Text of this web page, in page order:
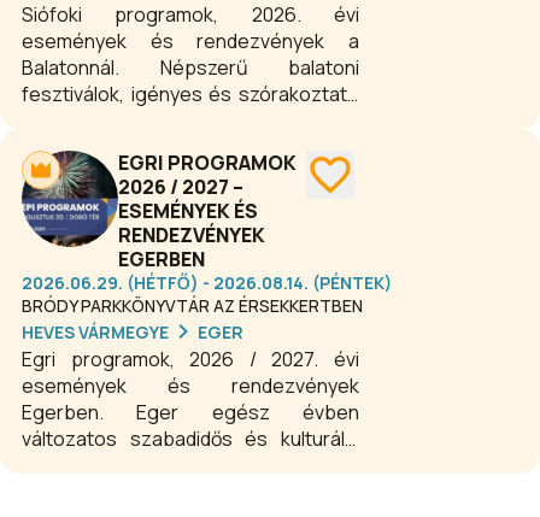
Siófoki programok, 2026. évi
események és rendezvények a
Balatonnál. Népszerű balatoni
fesztiválok, igényes és szórakoztató
kiállítások, változatos kulturális-,
családi- és gyerekprogramok egész
évben a Balaton déli partján. Siófokot
a programok miatt is érdemes minden
évszakban felkeresni.
EGRI PROGRAMOK
2026 / 2027 –
ESEMÉNYEK ÉS
RENDEZVÉNYEK
EGERBEN
2026.06.29. (HÉTFŐ) - 2026.08.14. (PÉNTEK)
BRÓDY PARKKÖNYVTÁR AZ ÉRSEKKERTBEN
HEVES VÁRMEGYE
EGER
Egri programok, 2026 / 2027. évi
események és rendezvények
Egerben. Eger egész évben
változatos szabadidős és kulturális